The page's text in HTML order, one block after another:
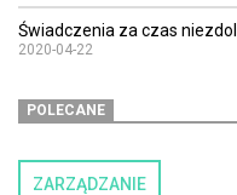
Świadczenia za czas
2020-04-22
POLECANE
ZARZĄDZANIE